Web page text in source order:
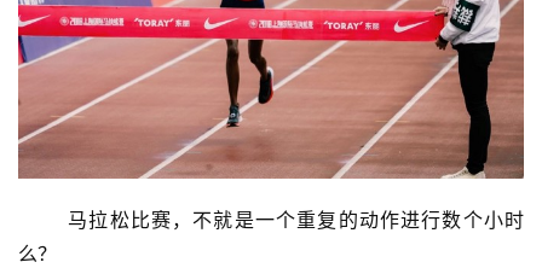
么？